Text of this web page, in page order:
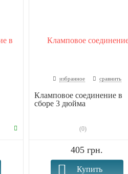
избранное сравнить
Кламповое соединение в
сборе 3 дюйма
(0)
405 грн.
Купить